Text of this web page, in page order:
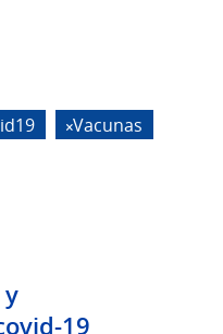
Vacunas
19